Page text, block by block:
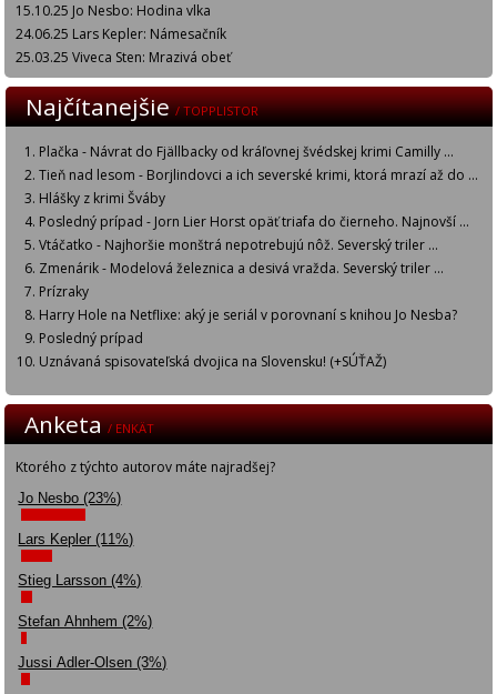
15.10.25 Jo Nesbo: Hodina vlka
24.06.25 Lars Kepler: Námesačník
25.03.25 Viveca Sten: Mrazivá obeť
Najčítanejšie/ TOPPLISTOR
Plačka - Návrat do Fjällbacky od kráľovnej švédskej krimi Camilly ...
Tieň nad lesom - Borjlindovci a ich severské krimi, ktorá mrazí až do ...
Hlášky z krimi Šváby
Posledný prípad - Jorn Lier Horst opäť triafa do čierneho. Najnovší ...
Vtáčatko - Najhoršie monštrá nepotrebujú nôž. Severský triler ...
Zmenárik - Modelová železnica a desivá vražda. Severský triler ...
Prízraky
Harry Hole na Netflixe: aký je seriál v porovnaní s knihou Jo Nesba?
Posledný prípad
Uznávaná spisovateľská dvojica na Slovensku! (+SÚŤAŽ)
Anketa/ ENKÄT
Ktorého z týchto autorov máte najradšej?
Jo Nesbo (23%)
Lars Kepler (11%)
Stieg Larsson (4%)
Stefan Ahnhem (2%)
Jussi Adler-Olsen (3%)